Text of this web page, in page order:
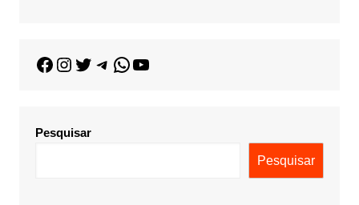
Pesquisar
Pesquisar